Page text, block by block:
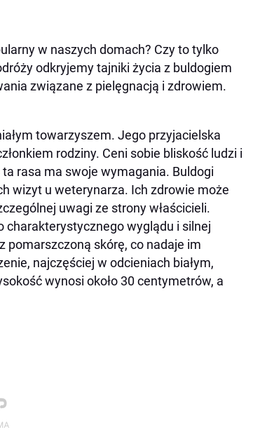
w naszych domach? Czy to tylko
odkryjemy tajniki życia z buldogiem
związane z pielęgnacją i zdrowiem.
towarzyszem. Jego przyjacielska
rodziny. Ceni sobie bliskość ludzi i
rasa ma swoje wymagania. Buldogi
wizyt u weterynarza. Ich zdrowie może
uwagi ze strony właścicieli.
charakterystycznego wyglądu i silnej
pomarszczoną skórę, co nadaje im
najczęściej w odcieniach białym,
wynosi około 30 centymetrów, a